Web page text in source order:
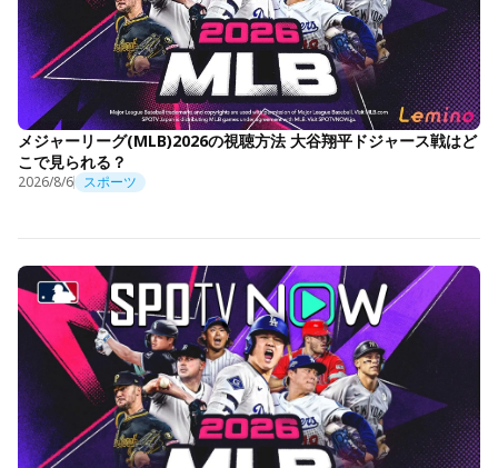
メジャーリーグ(MLB)2026の視聴方法 大谷翔平ドジャース戦はど
こで見られる？
2026/8/6 スポーツ